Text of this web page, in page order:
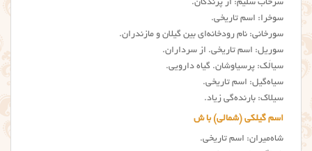
سرخاب سلیم: از پرندگان.
سوخرا: اسم تاریخی.
سورخانی: نام رودخانه‌ای بین گیلان و مازندران.
سوریل: اسم تاریخی. از سرداران.
سیالَک: پرسیاوشان. گیاه دارویی.
سیاه‌گیل: اسم تاریخی.
سیلاک: بارنده‌گی زیاد.
اسم گیلکی (شمالی) با ش
شاه‌میران: اسم تاریخی.